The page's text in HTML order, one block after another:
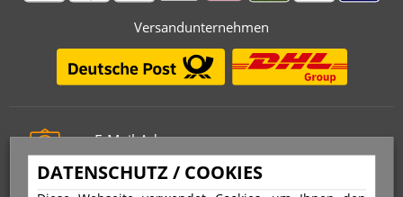
DATENSCHUTZ / COOKIES
Versandunternehmen
E-Mail-Adresse
info@stempelfritz.de
Telefon